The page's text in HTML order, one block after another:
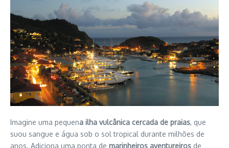
Imagine uma pequena ilha vulcânica cercada de praias, que
suou sangue e água sob o sol tropical durante milhões de
anos. Adiciona uma ponta de marinheiros aventureiros de